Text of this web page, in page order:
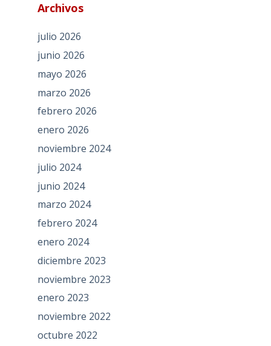
Archivos
julio 2026
junio 2026
mayo 2026
marzo 2026
febrero 2026
enero 2026
noviembre 2024
julio 2024
junio 2024
marzo 2024
febrero 2024
enero 2024
diciembre 2023
noviembre 2023
enero 2023
noviembre 2022
octubre 2022